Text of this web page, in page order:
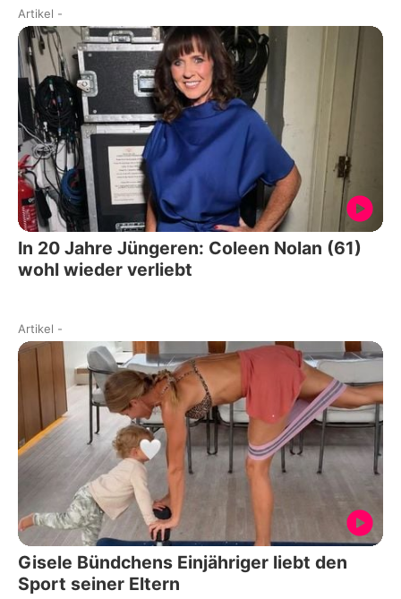
Artikel -
In 20 Jahre Jüngeren: Coleen Nolan (61)
wohl wieder verliebt
Artikel -
Gisele Bündchens Einjähriger liebt den
Sport seiner Eltern